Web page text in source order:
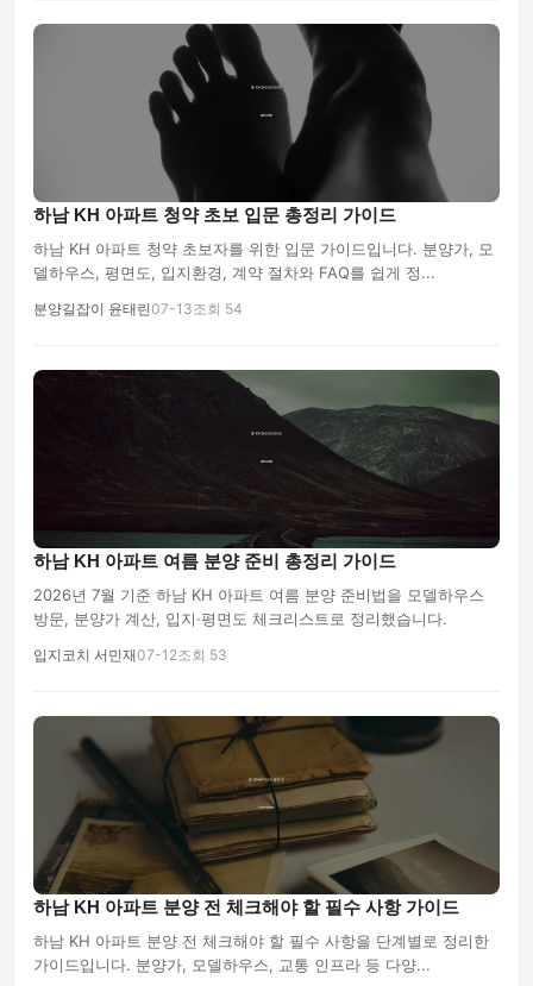
하남 KH 아파트 청약 초보 입문 총정리 가이드
하남 KH 아파트 청약 초보자를 위한 입문 가이드입니다. 분양가, 모
델하우스, 평면도, 입지환경, 계약 절차와 FAQ를 쉽게 정...
분양길잡이 윤태린07-13조회 54
하남 KH 아파트 여름 분양 준비 총정리 가이드
2026년 7월 기준 하남 KH 아파트 여름 분양 준비법을 모델하우스
방문, 분양가 계산, 입지·평면도 체크리스트로 정리했습니다.
입지코치 서민재07-12조회 53
하남 KH 아파트 분양 전 체크해야 할 필수 사항 가이드
하남 KH 아파트 분양 전 체크해야 할 필수 사항을 단계별로 정리한
가이드입니다. 분양가, 모델하우스, 교통 인프라 등 다양...